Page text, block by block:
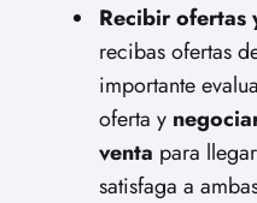
Recibir ofertas
recibas ofertas
importante
oferta y
venta para
satisfaga a